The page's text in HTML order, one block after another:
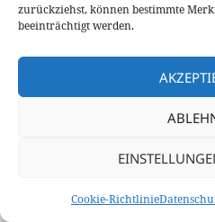
zurückziehst, können bestimmte
beeinträchtigt werden.
Cookie-Richtlinie